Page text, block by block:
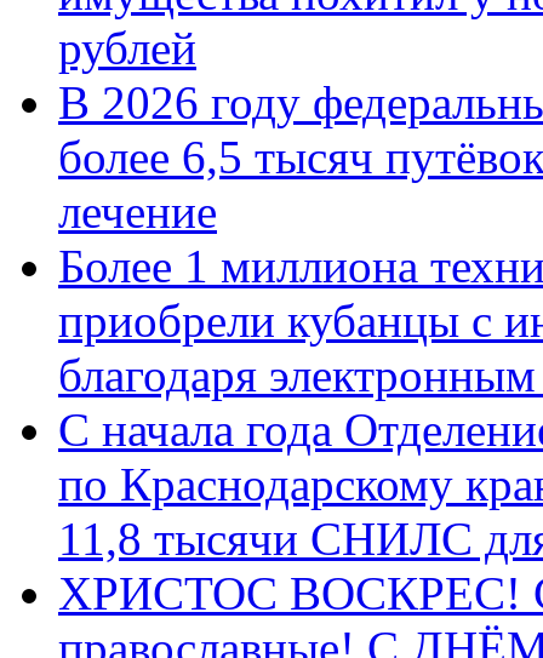
рублей
В 2026 году
более 6,5 тысяч
лечение
Более 1 миллиона
приобрели кубанцы с
благодаря
С начала года
по Краснодарскому
11,8 тысячи СНИЛС
ХРИСТОС ВОСКРЕС! С